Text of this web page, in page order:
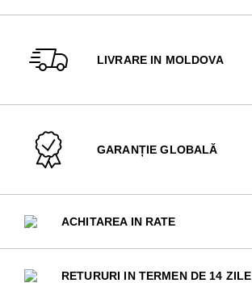
LIVRARE IN MOLDOVA
GARANȚIE GLOBALĂ
ACHITAREA IN RATE
RETURURI IN TERMEN DE 14 ZILE